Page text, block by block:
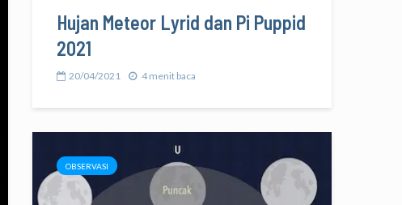
Hujan Meteor Lyrid dan Pi Puppid
2021
20/04/2021 4 menit baca
OBSERVASI